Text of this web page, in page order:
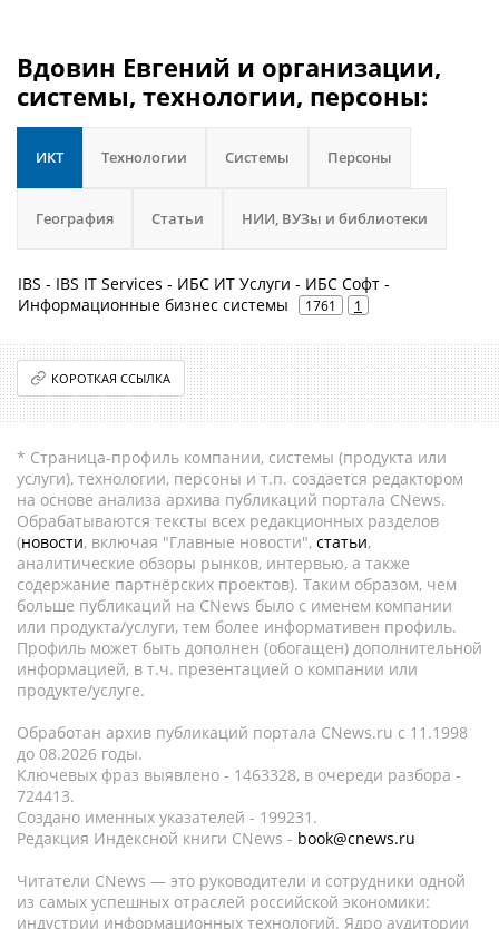
Вдовин Евгений и организации,
системы, технологии, персоны:
ИКТ Технологии Системы Персоны
География Статьи НИИ, ВУЗы и библиотеки
IBS - IBS IT Services - ИБС ИТ Услуги - ИБС Софт -
Информационные бизнес системы
1761 1
КОРОТКАЯ ССЫЛКА
* Страница-профиль компании, системы (продукта или
услуги), технологии, персоны и т.п. создается редактором
на основе анализа архива публикаций портала CNews.
Обрабатываются тексты всех редакционных разделов
(новости, включая "Главные новости", статьи,
аналитические обзоры рынков, интервью, а также
содержание партнёрских проектов). Таким образом, чем
больше публикаций на CNews было с именем компании
или продукта/услуги, тем более информативен профиль.
Профиль может быть дополнен (обогащен) дополнительной
информацией, в т.ч. презентацией о компании или
продукте/услуге.
Обработан архив публикаций портала CNews.ru c 11.1998
до 08.2026 годы.
Ключевых фраз выявлено - 1463328, в очереди разбора -
724413.
Создано именных указателей - 199231.
Редакция Индексной книги CNews - book@cnews.ru
Читатели CNews — это руководители и сотрудники одной
из самых успешных отраслей российской экономики:
индустрии информационных технологий. Ядро аудитории